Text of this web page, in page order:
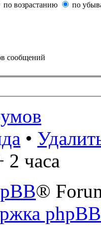
по возрастанию
по
сообщений
•
2 часа
®
phpBB